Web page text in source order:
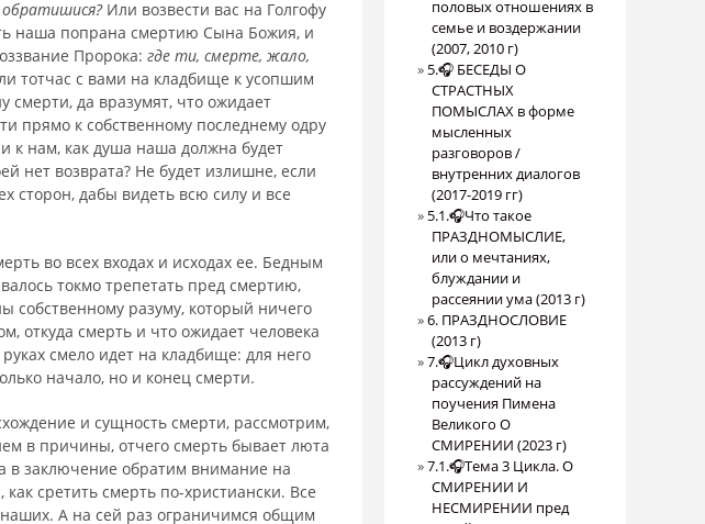
обратишися? Или возвести вас на Голгофу
наша попрана смертию Сына Божия, и
Пророка: где ти, смерте, жало,
тотчас с вами на кладбище к усопшим
да вразумят, что ожидает
прямо к собственному последнему одру
к нам, как душа наша должна будет
нет возврата? Не будет излишне, если
сторон, дабы видеть всю силу и все
во всех входах и исходах ее. Бедным
токмо трепетать пред смер­тию,
соб­ственному разуму, который ничего
откуда смерть и что ожидает че­ловека
смело идет на кладбище: для него
начало, но и конец смерти.
и сущность смерти, рассмотрим,
в причины, отчего смерть бывает люта
в за­ключение обратим внимание на
сретить смерть по-христиански. Все
А на сей раз ограничимся общим
половых отношениях в
семье и воздержании
(2007, 2010 г)
5.🎧 БЕСЕДЫ О
СТРАСТНЫХ
ПОМЫСЛАХ в форме
мысленных
разговоров /
внутренних диалогов
(2017-2019 гг)
5.1.🎧Что такое
ПРАЗДНОМЫСЛИЕ,
или о мечтаниях,
блуждании и
рассеянии ума (2013 г)
6. ПРАЗДНОСЛОВИЕ
(2013 г)
7.🎧Цикл духовных
рассуждений на
поучения Пимена
Великого О
СМИРЕНИИ (2023 г)
7.1.🎧Тема 3 Цикла. О
СМИРЕНИИ И
НЕСМИРЕНИИ пред